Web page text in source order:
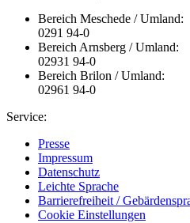
Bereich Meschede / Umland:
0291 94-0
Bereich Arnsberg / Umland:
02931 94-0
Bereich Brilon / Umland:
02961 94-0
Service:
Presse
Impressum
Datenschutz
Leichte Sprache
Barrierefreiheit /
Cookie Einstellungen